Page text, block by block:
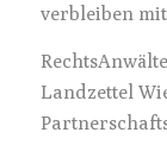
verbleiben
Landzettel